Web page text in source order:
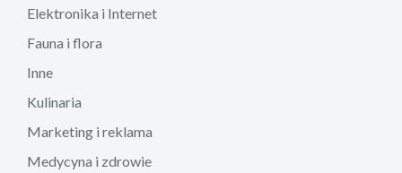
Elektronika i Internet
Fauna i flora
Inne
Kulinaria
Marketing i reklama
Medycyna i zdrowie